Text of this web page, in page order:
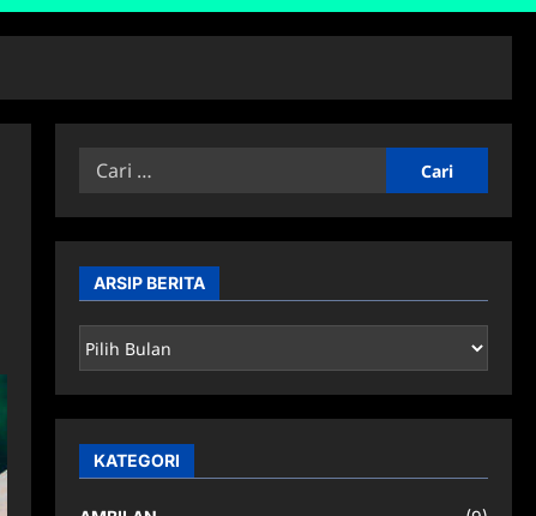
Cari
ARSIP BERITA
ARSIP
BERITA
KATEGORI